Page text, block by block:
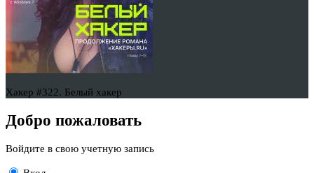
Хакер #322. Белый хакер
Добро пожаловать
Войдите в свою учетную запись